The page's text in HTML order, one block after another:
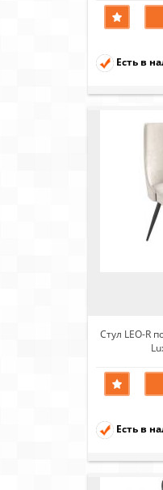
Есть в
Стул LEO-R
Есть в